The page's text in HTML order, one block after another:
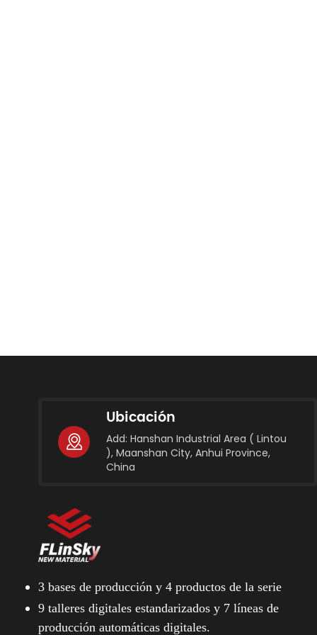
Ubicación
Add: Hanshan Industrial Area ( Lintou
), Maanshan City, Anhui Province,
China
3 bases de producción y 4 productos de la serie
9 talleres digitales estandarizados y 7 líneas de
producción automáticas digitales.